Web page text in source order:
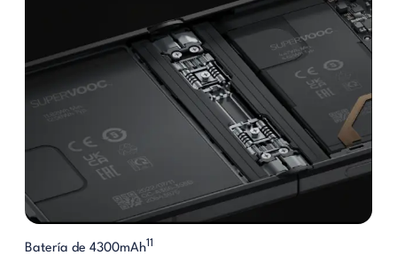
Batería de 4300mAh11